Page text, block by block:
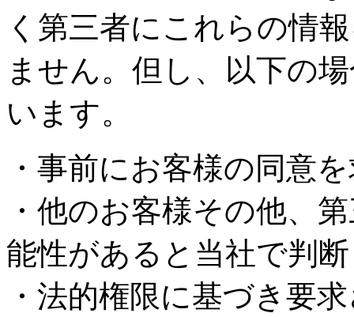
く第三者にこれらの情
ません。但し、以下の
います。
・事前にお客様の同意
・他のお客様その他、
能性があると当社で判
・法的権限に基づき要